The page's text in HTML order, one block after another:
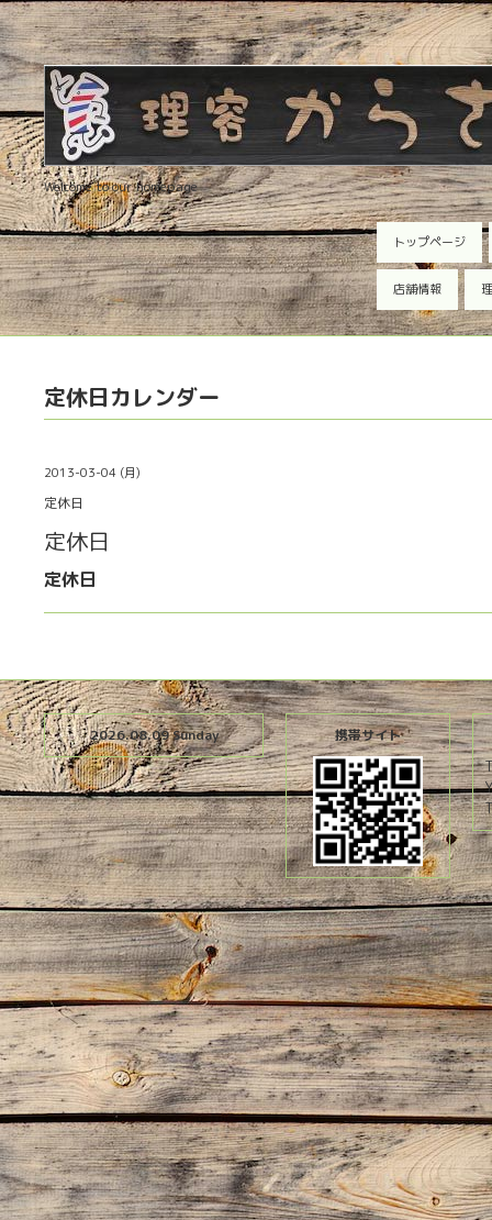
Welcome to our homepage
トップページ
店舗情報
定休日カレンダー
2013-03-04 (月)
定休日
定休日
定休日
2026.08.09 Sunday 携帯サイト